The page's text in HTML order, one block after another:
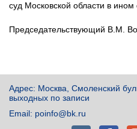
суд Московской области в ином
Председательствующий В.М.
Адрес: Москва, Смоленский
выходных по записи
Email: poinfo@bk.ru